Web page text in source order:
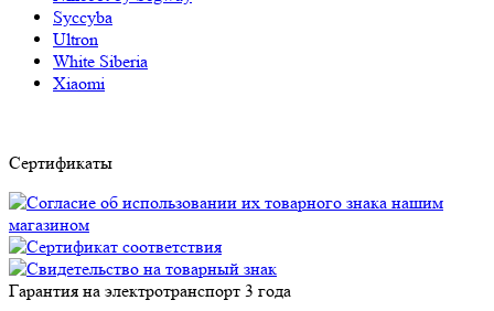
Syccyba
Ultron
White Siberia
Xiaomi
Сертификаты
Гарантия на электротранспорт 3 года